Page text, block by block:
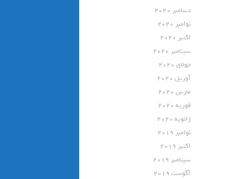
دسامبر 2020
نوامبر 2020
اکتبر 2020
سپتامبر 2020
جولای 2020
آوریل 2020
مارس 2020
فوریه 2020
ژانویه 2020
نوامبر 2019
اکتبر 2019
سپتامبر 2019
آگوست 2019